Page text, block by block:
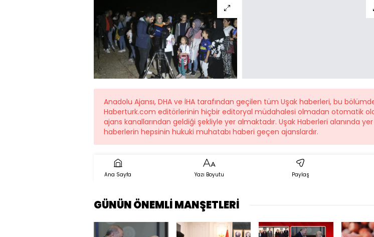
Anadolu Ajansı, DHA ve İHA tarafından geçilen tüm Uşak haberleri, bu
Haberturk.com editörlerinin hiçbir editoryal müdahalesi olmadan otomatik
ajans kanallarından geldiği şekliyle yer almaktadır. Uşak Haberleri alanında
haberlerin hepsinin hukuki muhatabı haberi geçen ajanslardır.
Ana Sayfa Yazı Boyutu Paylaş
GÜNÜN ÖNEMLİ MANŞETLERİ